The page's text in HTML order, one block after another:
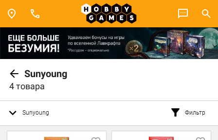
Sunyoung
4 товара
Sunyoung Фильтр